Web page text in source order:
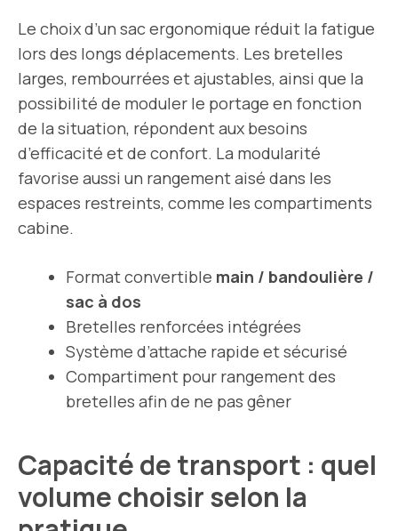
Le choix d’un sac ergonomique réduit la fatigue
lors des longs déplacements. Les bretelles
larges, rembourrées et ajustables, ainsi que la
possibilité de moduler le portage en fonction
de la situation, répondent aux besoins
d’efficacité et de confort. La modularité
favorise aussi un rangement aisé dans les
espaces restreints, comme les compartiments
cabine.
Format convertible main / bandoulière /
sac à dos
Bretelles renforcées intégrées
Système d’attache rapide et sécurisé
Compartiment pour rangement des
bretelles afin de ne pas gêner
Capacité de transport : quel
volume choisir selon la